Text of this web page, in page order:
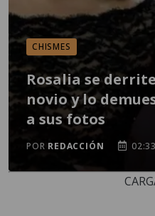
CHISMES
Rosalia se
novio y lo
a sus fotos
POR REDACCIÓN